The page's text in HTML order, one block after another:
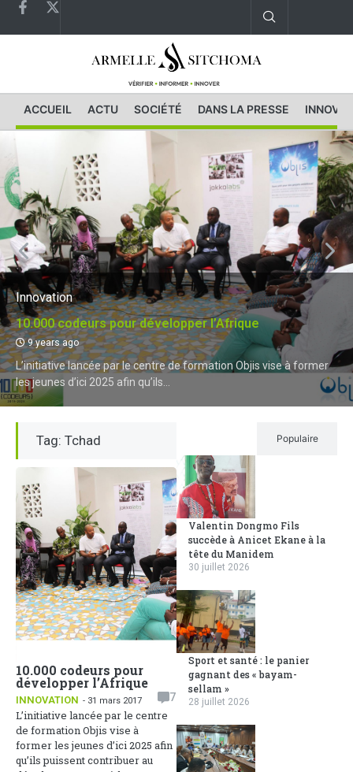
ACCUEIL ACTU SOCIÉTÉ DANS LA PRESSE
Innovation
10.000 codeurs pour développer l’Afrique
9 years ago
L’initiative lancée par le centre de formation Objis vise à former
les jeunes d’ici 2025 afin qu’ils...
Tag: Tchad
10.000 codeurs pour
développer l’Afrique
INNOVATION - 31 mars 2017
7
L’initiative lancée par le centre
de formation Objis vise à
former les jeunes d’ici 2025 afin
qu’ils puissent contribuer au
Populaire
Valentin Dongmo Fils
succède à Anicet Ekane à la
tête du Manidem
30 juillet 2026
Sport et santé : le panier
gagnant des « bayam-
sellam »
28 juillet 2026